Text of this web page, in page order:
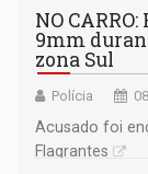
NO
9mm
zona Sul
Polícia
Acusado foi
Flagrantes